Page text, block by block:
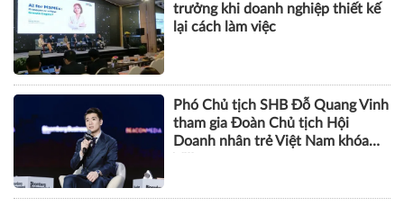
trưởng khi doanh nghiệp thiết kế
lại cách làm việc
Phó Chủ tịch SHB Đỗ Quang Vinh
tham gia Đoàn Chủ tịch Hội
Doanh nhân trẻ Việt Nam khóa